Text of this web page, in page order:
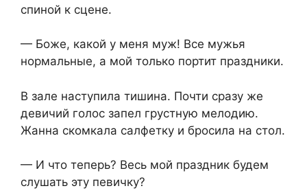
спиной к сцене.
— Боже, какой у меня муж! Все мужья
нормальные, а мой только портит праздники.
В зале наступила тишина. Почти сразу же
девичий голос запел грустную мелодию.
Жанна скомкала салфетку и бросила на стол.
— И что теперь? Весь мой праздник будем
слушать эту певичку?